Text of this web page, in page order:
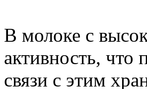
В молоке с
активность,
связи с этим